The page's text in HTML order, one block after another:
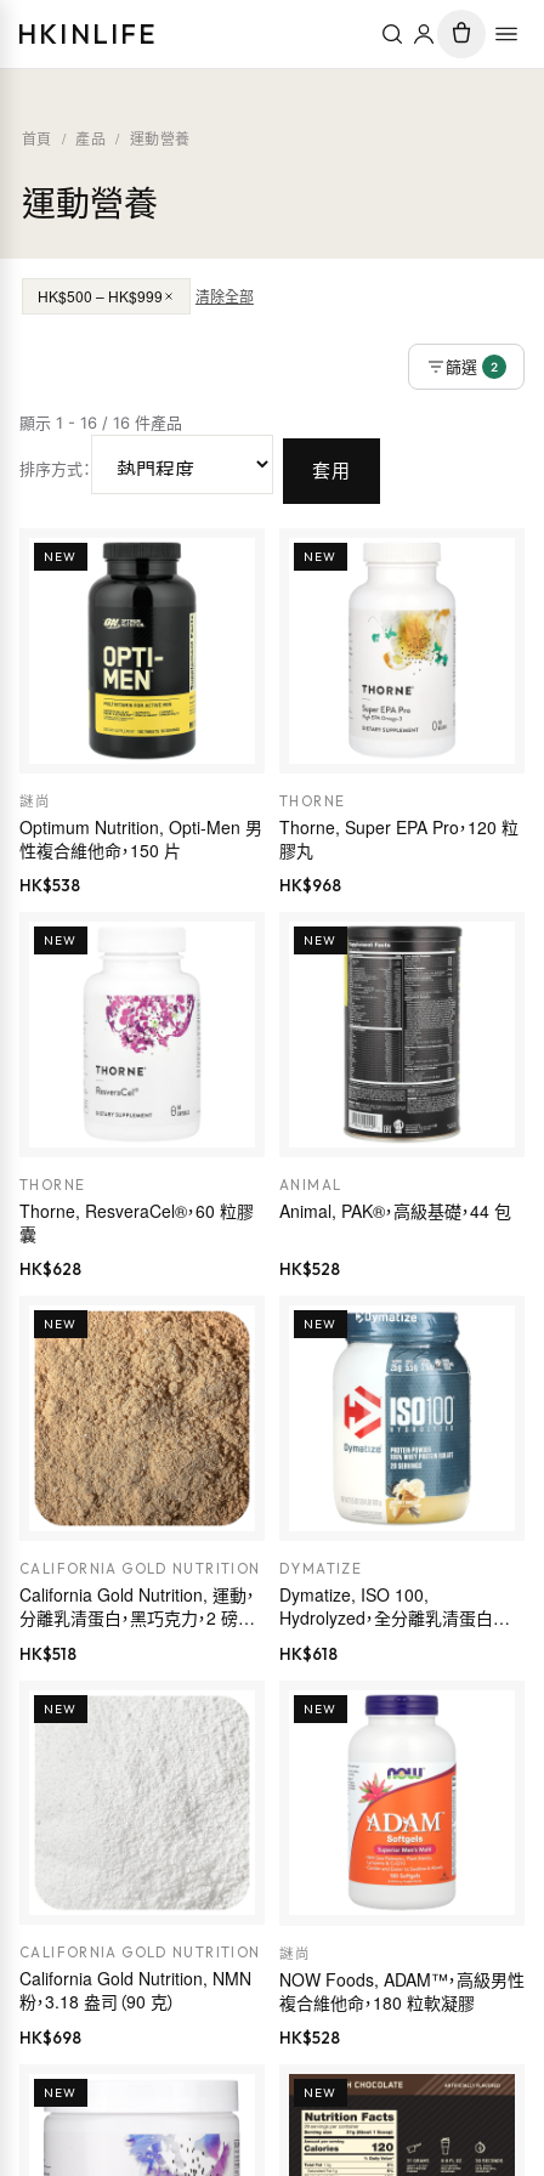
HKINLIFE
首頁 / 產品 / 運動營養
運動營養
HK$500 – HK$999 清除全部
篩選 2
顯示 1 - 16 / 16 件產品
排序方式： 套用
NEW
謎尚
Optimum Nutrition, Opti-Men 男
性複合維他命，150 片
HK$538
NEW
THORNE
Thorne, Super EPA Pro，120 粒
膠丸
HK$968
NEW
THORNE
Thorne, ResveraCel®，60 粒膠
囊
HK$628
NEW
ANIMAL
Animal, PAK®，高級基礎，44 包
HK$528
NEW
CALIFORNIA GOLD NUTRITION
California Gold Nutrition, 運動，
分離乳清蛋白，黑巧克力，2 磅
（907 克）
HK$518
NEW
DYMATIZE
Dymatize, ISO 100,
Hydrolyzed，全分離乳清蛋白質
粉，美味香草味，1.3 磅（600 克）
HK$618
NEW
CALIFORNIA GOLD NUTRITION
California Gold Nutrition, NMN
粉，3.18 盎司（90 克）
HK$698
NEW
謎尚
NOW Foods, ADAM™，高級男性
複合維他命，180 粒軟凝膠
HK$528
NEW NEW